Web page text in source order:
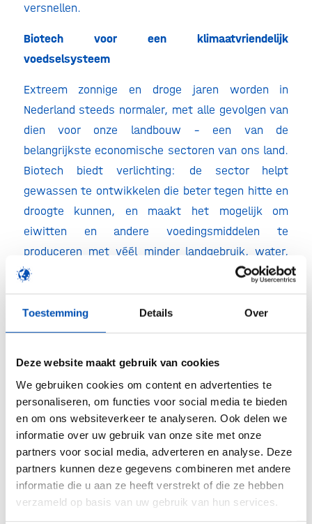
Toestemming Details Over
Deze website maakt gebruik van cookies
We gebruiken cookies om content en advertenties te
personaliseren, om functies voor social media te bieden
en om ons websiteverkeer te analyseren. Ook delen we
informatie over uw gebruik van onze site met onze
partners voor social media, adverteren en analyse. Deze
partners kunnen deze gegevens combineren met andere
informatie die u aan ze heeft verstrekt of die ze hebben
verzameld op basis van uw gebruik van hun services.
versnellen.
Biotech voor een klimaatvriendelijk
voedselsysteem
Extreem zonnige en droge jaren worden in
Nederland steeds normaler, met alle gevolgen van
dien voor onze landbouw – een van de
belangrijkste economische sectoren van ons land.
Biotech biedt verlichting: de sector helpt
gewassen te ontwikkelen die beter tegen hitte en
droogte kunnen, en maakt het mogelijk om
eiwitten en andere voedingsmiddelen te
produceren met véél minder landgebruik, water,
uitstoot én dierenleed. Dit zijn geen verre
toekomstdromen, maar oplossingen die nu al
bestaan, vaak zelfs ontwikkeld op eigen bodem.
Zowel Copernicus als het KNMI waarschuwen dat
de temperatuur de komende jaren waarschijnlijk
structureel meer dan 1,5 °C zal stijgen. Nederland
voelt de gevolgen nu al: hittegolven, droogte,
natuurbranden en lage windsnelheden die onze
energieopwekking remmen. Gelukkig is Nederland